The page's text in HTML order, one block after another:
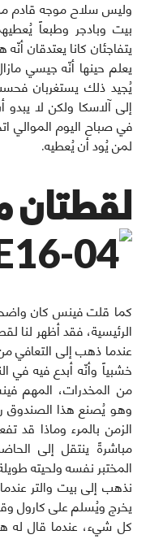
وليس سلاح موجه قادم
بيت وبادجر وطبعاً
يتفاجئان كانا يعتدقان
يعلم حينها أنّه جيسي
يُجيد ذلك يستغربان
إلى آلاسكا ولكن لا يبدو
في صباح اليوم الموالي
لمن يُود أن يُعطيه.
لقطتان
كما قلت فينس كان
الرئيسية، فقد أظهر لنا
عندما ذهب إلى التعافي
خشبياً وأنّه أبدع فيه في
من المخدرات، المهم
وهو يُصنع هذا الصندوق
الزمن بالمرء وماذا قد
مباشرةً ينتقل إلى
المختبر نفسه ولحيته
نذهب إلى بيت والتر
يخرج ويُسلم على كارول
كل شيء، عندما قال